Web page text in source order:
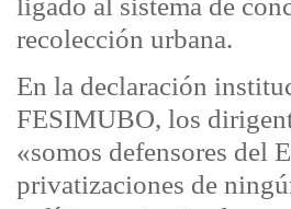
recolección urbana.
En la declaración
FESIMUBO, los
«somos defensores del
privatizaciones de